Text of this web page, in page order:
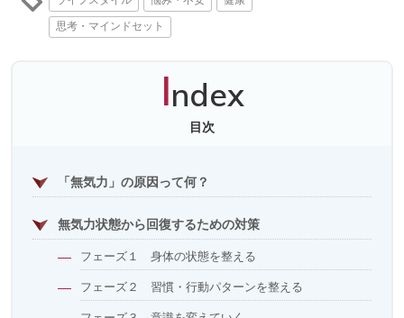
思考・マインドセット
Index
目次
「無気力」の原因って何？
無気力状態から回復するための対策
フェーズ１ 身体の状態を整える
フェーズ２ 習慣・行動パターンを整える